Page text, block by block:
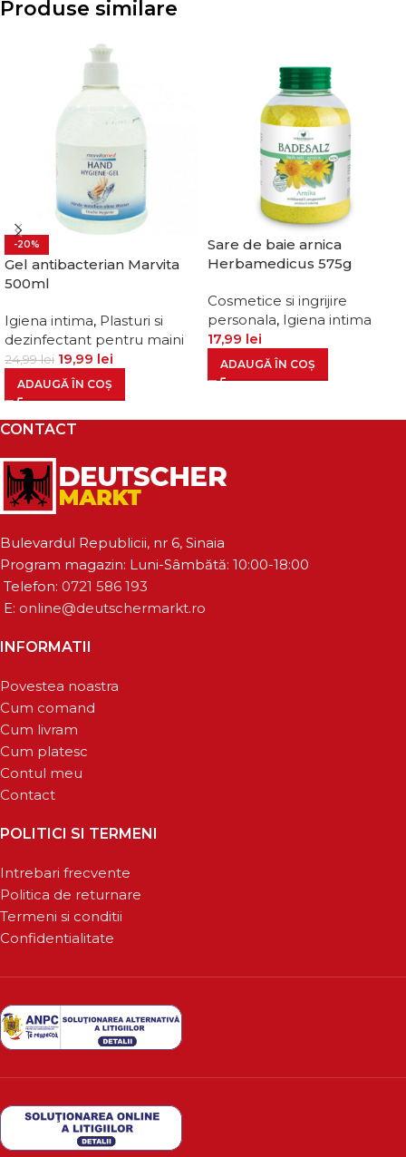
Produse similare
-20%
Gel antibacterian Marvita
500ml
Igiena intima, Plasturi si
dezinfectant pentru maini
24,99lei 19,99 lei
ADAUGĂ ÎN COȘ
Sare de baie arnica
Herbamedicus 575g
Cosmetice si ingrijire
personala, Igiena intima
17,99 lei
ADAUGĂ ÎN COȘ
CONTACT
Bulevardul Republicii, nr 6, Sinaia
Program magazin: Luni-Sâmbătă: 10:00-18:00
Telefon: 0721 586 193
E: online@deutschermarkt.ro
INFORMATII
Povestea noastra
Cum comand
Cum livram
Cum platesc
Contul meu
Contact
POLITICI SI TERMENI
Intrebari frecvente
Politica de returnare
Termeni si conditii
Confidentialitate